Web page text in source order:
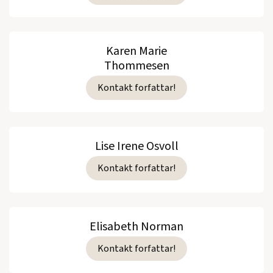
Karen Marie
Thommesen
Kontakt forfattar!
Lise Irene Osvoll
Kontakt forfattar!
Elisabeth Norman
Kontakt forfattar!